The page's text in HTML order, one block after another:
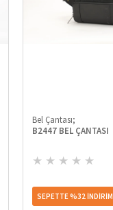
Bel Çantası;
B2447 BEL ÇANTASI
★ ★ ★ ★ ★
SEPETTE %32 İNDİRİM